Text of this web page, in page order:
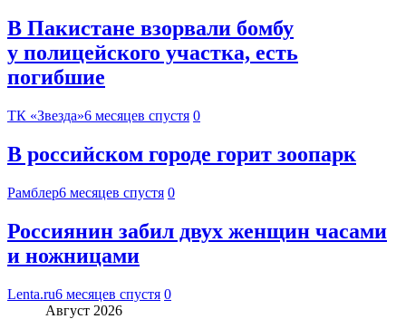
В Пакистане взорвали бомбу
у полицейского участка, есть
погибшие
ТК «Звезда»6 месяцев спустя 0
В российском городе горит зоопарк
Рамблер6 месяцев спустя 0
Россиянин забил двух женщин часами
и ножницами
Lenta.ru6 месяцев спустя 0
Август 2026